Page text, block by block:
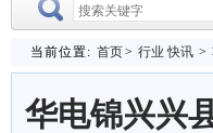
当前位置: 首页> 行业 快讯 >
华电锦兴兴